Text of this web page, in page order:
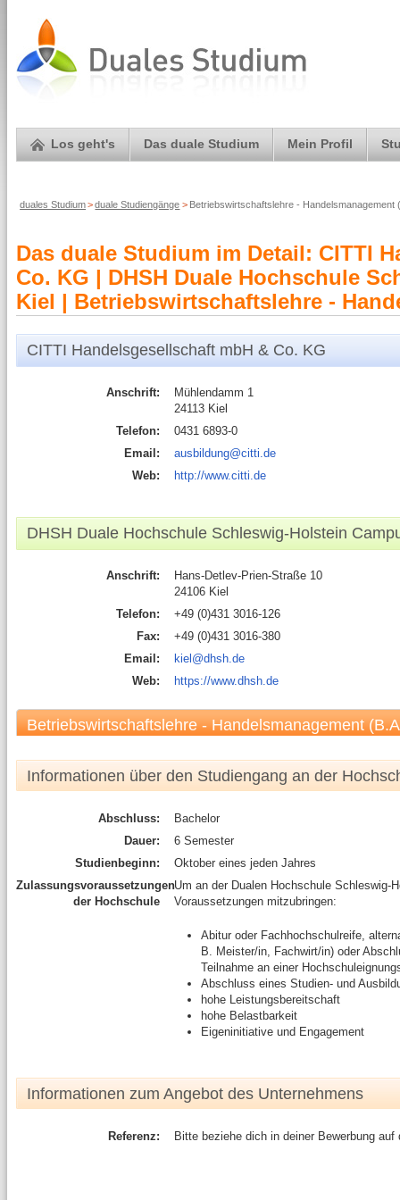
Los geht's Das duale Studium Mein Profil
duales Studium> duale Studiengänge > Betriebswirtschaftslehre -
Das duale Studium im Detail: CITTI
Co. KG | DHSH Duale Hochschule
Kiel | Betriebswirtschaftslehre -
CITTI Handelsgesellschaft mbH & Co. KG
Anschrift:
Mühlendamm 1
24113 Kiel
Telefon:
0431 6893-0
Email:
ausbildung@citti.de
Web:
http://www.citti.de
DHSH Duale Hochschule Schleswig-Holstein
Anschrift:
Hans-Detlev-Prien-Straße 10
24106 Kiel
Telefon:
+49 (0)431 3016-126
Fax:
+49 (0)431 3016-380
Email:
kiel@dhsh.de
Web:
https://www.dhsh.de
Betriebswirtschaftslehre - Handelsmanagement
Informationen über den Studiengang an der
Abschluss:
Bachelor
Dauer:
6 Semester
Studienbeginn:
Oktober eines jeden Jahres
Zulassungsvoraussetzungen
der Hochschule
Um an der Dualen Hochschule Schleswig-
Voraussetzungen mitzubringen:
Abitur oder Fachhochschulreife,
B. Meister/in, Fachwirt/in) oder
Teilnahme an einer
Abschluss eines Studien- und
hohe Leistungsbereitschaft
hohe Belastbarkeit
Eigeninitiative und Engagement
Informationen zum Angebot des Unternehmens
Referenz: Bitte beziehe dich in deiner Bewerbung auf